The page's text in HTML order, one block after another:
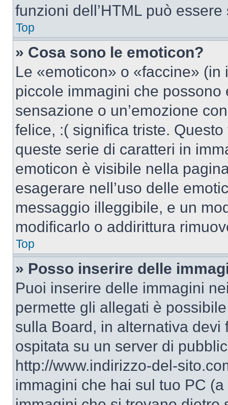
funzioni dell’HTML può
Top
» Cosa sono le emoticon?
Le «emoticon» o «faccine»
piccole immagini che
sensazione o un’emozione
felice, :( significa triste.
queste serie di caratteri in
emoticon è visibile nella
esagerare nell’uso delle
messaggio illeggibile, e un
modificarlo o addirittura
Top
» Posso inserire delle
Puoi inserire delle immagini
permette gli allegati è
sulla Board, in alternativa devi
ospitata su un server di
http://www.indirizzo-del-
immagini che hai sul tuo PC